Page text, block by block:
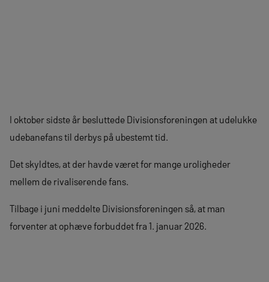
I oktober sidste år besluttede Divisionsforeningen at udelukke
udebanefans til derbys på ubestemt tid.
Det skyldtes, at der havde været for mange uroligheder
mellem de rivaliserende fans.
Tilbage i juni meddelte Divisionsforeningen så, at man
forventer at ophæve forbuddet fra 1. januar 2026.